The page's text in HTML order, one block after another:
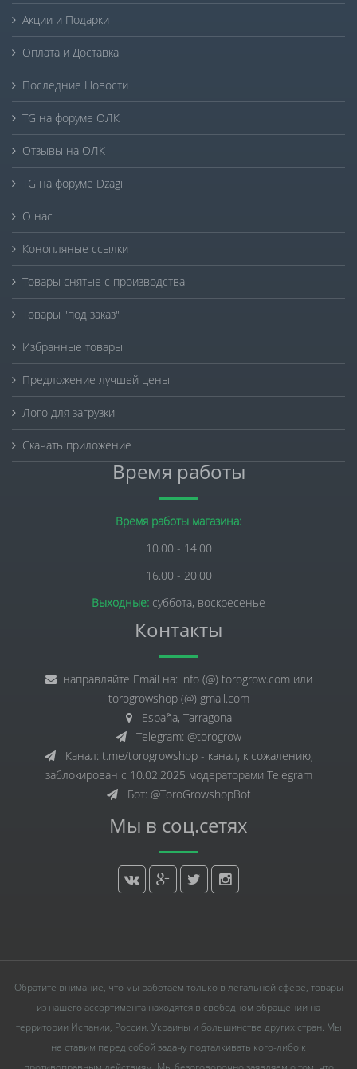
Акции и Подарки
Оплата и Доставка
Последние Новости
TG на форуме ОЛК
Отзывы на ОЛК
TG на форуме Dzagi
О нас
Конопляные ссылки
Товары снятые с производства
Товары "под заказ"
Избранные товары
Предложение лучшей цены
Лого для загрузки
Скачать приложение
Время работы
Время работы магазина:
10.00 - 14.00
16.00 - 20.00
Выходные: суббота, воскресенье
Контакты
направляйте Email на: info (@) torogrow.com или
torogrowshop (@) gmail.com
España, Tarragona
Telegram: @torogrow
Канал: t.me/torogrowshop - канал, к сожалению,
заблокирован с 10.02.2025 модераторами Telegram
Бот: @ToroGrowshopBot
Мы в соц.сетях
Обратите внимание, что мы работаем только в легальной сфере, товары
из нашего ассортимента находятся в свободном обращении на
территории Испании, России, Украины и большинстве других стран. Мы
не ставим перед собой задачу подталкивать кого-либо к